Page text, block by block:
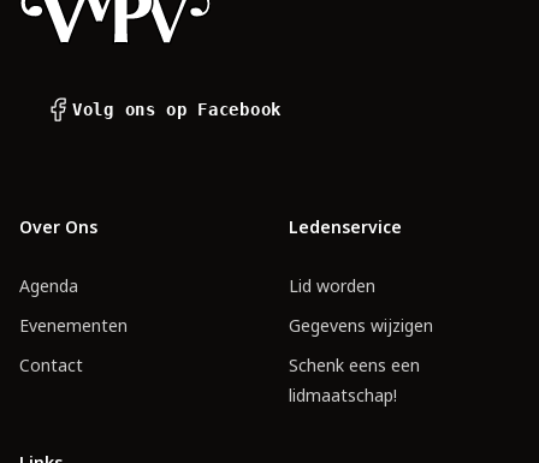
Volg ons op Facebook
Over Ons
Agenda
Evenementen
Contact
Ledenservice
Lid worden
Gegevens wijzigen
Schenk eens een
lidmaatschap!